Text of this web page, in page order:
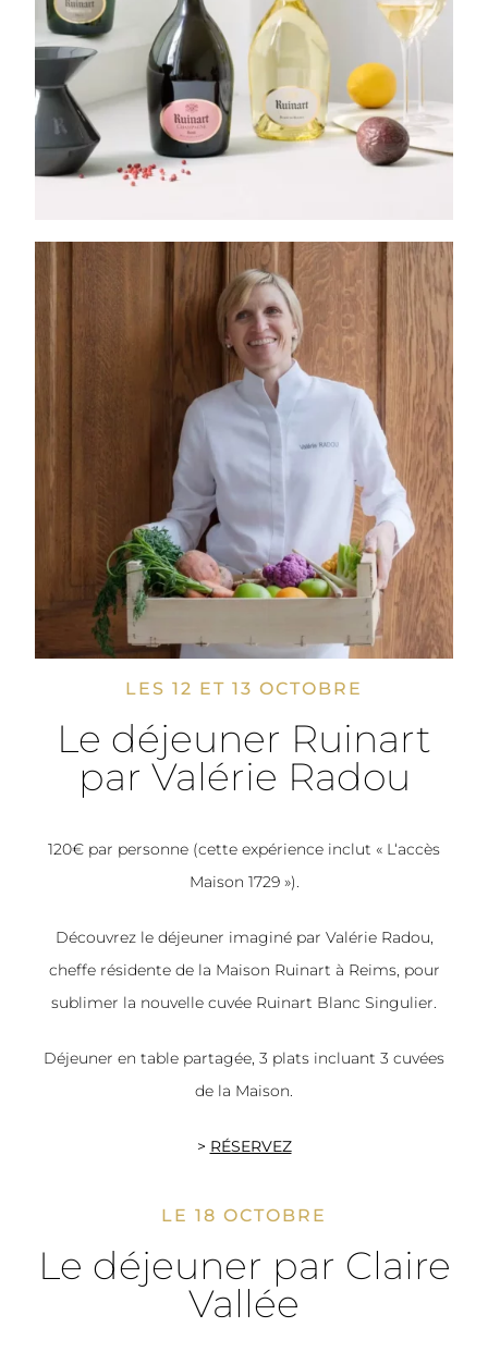
LES 12 ET 13 OCTOBRE
Le déjeuner Ruinart
par Valérie Radou
120€ par personne (cette expérience inclut « L‘accès
Maison 1729 »).
Découvrez le déjeuner imaginé par Valérie Radou,
cheffe résidente de la Maison Ruinart à Reims, pour
sublimer la nouvelle cuvée Ruinart Blanc Singulier.
Déjeuner en table partagée, 3 plats incluant 3 cuvées
de la Maison.
> RÉSERVEZ
LE 18 OCTOBRE
Le déjeuner par Claire
Vallée